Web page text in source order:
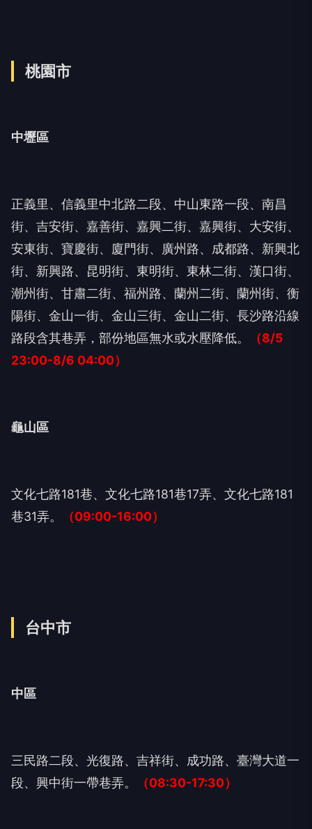
桃園市
中壢區
正義里、信義里中北路二段、中山東路一段、南昌
街、吉安街、嘉善街、嘉興二街、嘉興街、大安街、
安東街、寶慶街、廈門街、廣州路、成都路、新興北
街、新興路、昆明街、東明街、東林二街、漢口街、
潮州街、甘肅二街、福州路、蘭州二街、蘭州街、衡
陽街、金山一街、金山三街、金山二街、長沙路沿線
路段含其巷弄，部份地區無水或水壓降低。
（8/5
23:00-8/6 04:00）
龜山區
文化七路181巷、文化七路181巷17弄、文化七路181
巷31弄。
（09:00-16:00）
台中市
中區
三民路二段、光復路、吉祥街、成功路、臺灣大道一
段、興中街一帶巷弄。
（08:30-17:30）